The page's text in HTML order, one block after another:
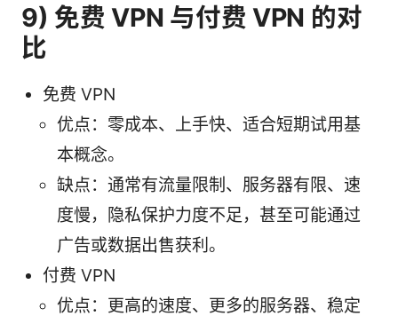
9) 免费 VPN 与付费 VPN 的对
比
免费 VPN
优点：零成本、上手快、适合短期试用基
本概念。
缺点：通常有流量限制、服务器有限、速
度慢，隐私保护力度不足，甚至可能通过
广告或数据出售获利。
付费 VPN
优点：更高的速度、更多的服务器、稳定